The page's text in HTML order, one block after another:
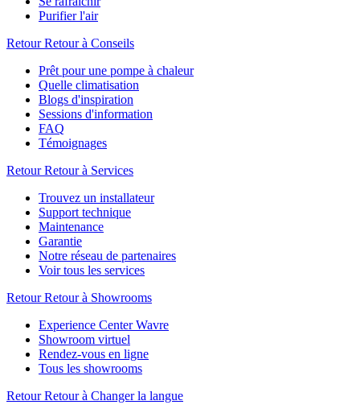
Purifier l'air
Retour Retour à Conseils
Prêt pour une pompe à chaleur
Quelle climatisation
Blogs d'inspiration
Sessions d'information
FAQ
Témoignages
Retour Retour à Services
Trouvez un installateur
Support technique
Maintenance
Garantie
Notre réseau de partenaires
Voir tous les services
Retour Retour à Showrooms
Experience Center Wavre
Showroom virtuel
Rendez-vous en ligne
Tous les showrooms
Retour Retour à Changer la langue